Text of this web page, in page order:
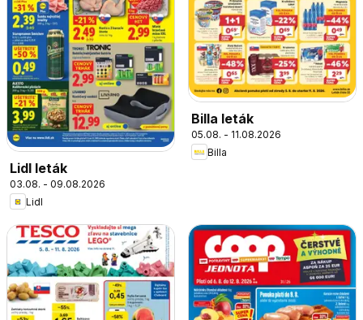
Lidl leták
03.08. - 09.08.2026
Lidl
Billa leták
05.08. - 11.08.2026
Billa